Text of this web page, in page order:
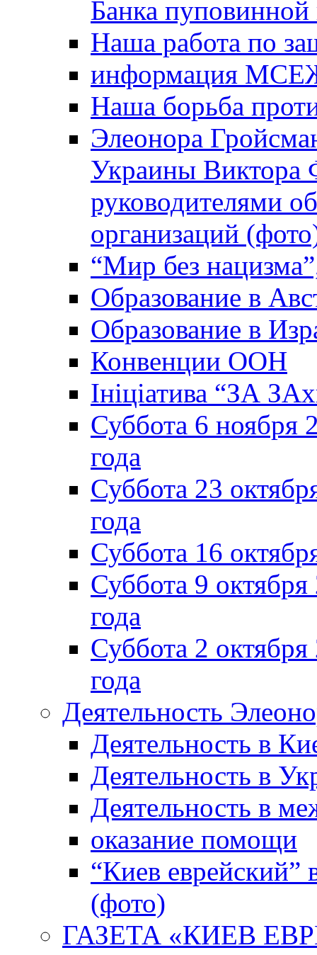
Банка
Наша работа по
информация
Наша борьба
Элеонора
Украины Виктора
руководителями
организаций
“Мир без
Образование в
Образование в
Конвенции ООН
Ініціатива “ЗА
Суббота 6 ноября
года
Суббота 23
года
Суббота 16
Суббота 9
года
Суббота 2
года
Деятельность
Деятельность в
Деятельность в
Деятельность в
оказание помощи
“Киев еврейский”
(фото)
ГАЗЕТА «КИЕВ